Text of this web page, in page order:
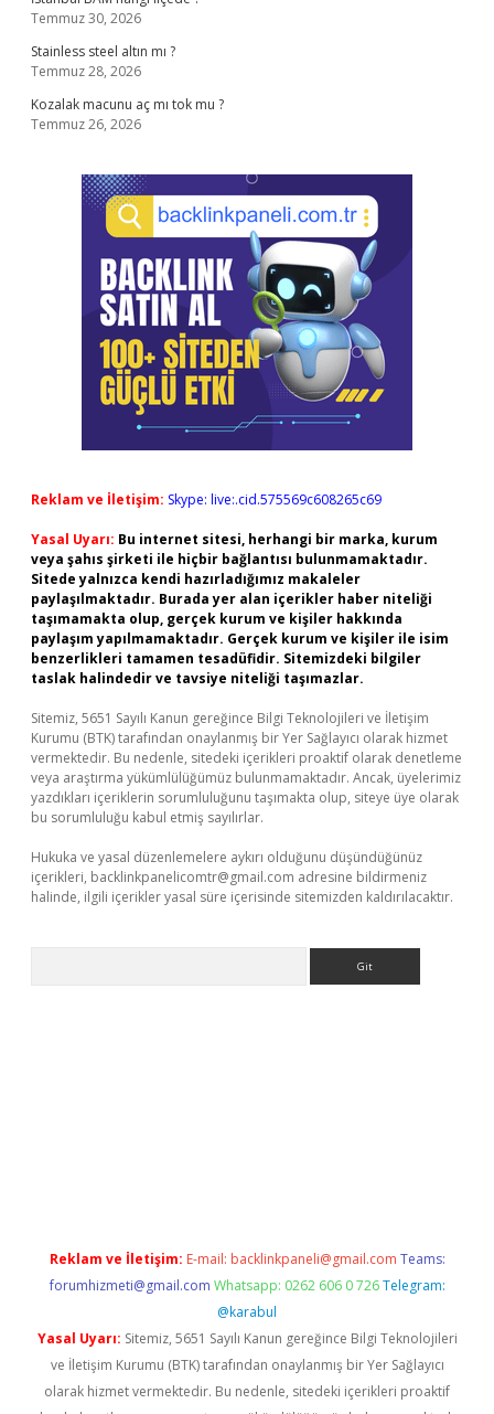
Temmuz 30, 2026
Stainless steel altın mı ?
Temmuz 28, 2026
Kozalak macunu aç mı tok mu ?
Temmuz 26, 2026
Reklam ve İletişim: Skype: live:.cid.575569c608265c69
Yasal Uyarı: Bu internet sitesi, herhangi bir marka, kurum
veya şahıs şirketi ile hiçbir bağlantısı bulunmamaktadır.
Sitede yalnızca kendi hazırladığımız makaleler
paylaşılmaktadır. Burada yer alan içerikler haber niteliği
taşımamakta olup, gerçek kurum ve kişiler hakkında
paylaşım yapılmamaktadır. Gerçek kurum ve kişiler ile isim
benzerlikleri tamamen tesadüfidir. Sitemizdeki bilgiler
taslak halindedir ve tavsiye niteliği taşımazlar.
Sitemiz, 5651 Sayılı Kanun gereğince Bilgi Teknolojileri ve İletişim
Kurumu (BTK) tarafından onaylanmış bir Yer Sağlayıcı olarak hizmet
vermektedir. Bu nedenle, sitedeki içerikleri proaktif olarak denetleme
veya araştırma yükümlülüğümüz bulunmamaktadır. Ancak, üyelerimiz
yazdıkları içeriklerin sorumluluğunu taşımakta olup, siteye üye olarak
bu sorumluluğu kabul etmiş sayılırlar.
Hukuka ve yasal düzenlemelere aykırı olduğunu düşündüğünüz
içerikleri, backlinkpanelicomtr@gmail.com adresine bildirmeniz
halinde, ilgili içerikler yasal süre içerisinde sitemizden kaldırılacaktır.
Reklam ve İletişim: E-mail: backlinkpaneli@gmail.com Teams:
forumhizmeti@gmail.com Whatsapp: 0262 606 0 726 Telegram:
@karabul
Yasal Uyarı: Sitemiz, 5651 Sayılı Kanun gereğince Bilgi Teknolojileri
ve İletişim Kurumu (BTK) tarafından onaylanmış bir Yer Sağlayıcı
olarak hizmet vermektedir. Bu nedenle, sitedeki içerikleri proaktif